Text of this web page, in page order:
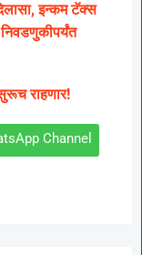
इन्कम टॅक्स
राहणार!
Channel